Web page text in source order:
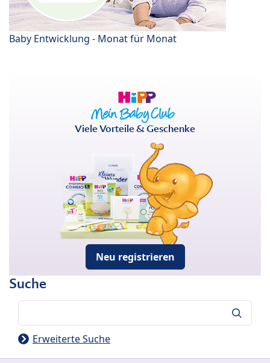
Baby Entwicklung - Monat für Monat
Viele Vorteile & Geschenke
Neu registrieren
Suche
Erweiterte Suche